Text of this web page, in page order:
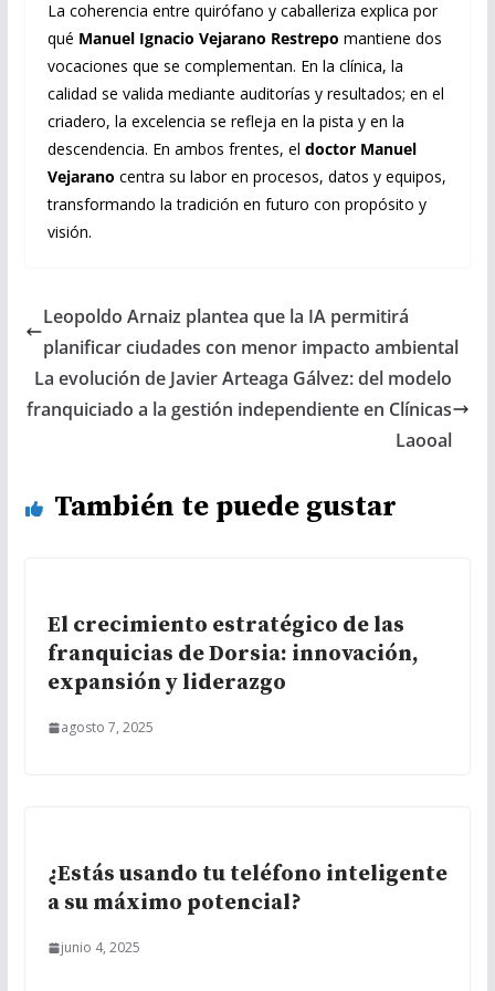
La coherencia entre quirófano y caballeriza explica por
qué Manuel Ignacio Vejarano Restrepo mantiene dos
vocaciones que se complementan. En la clínica, la
calidad se valida mediante auditorías y resultados; en el
criadero, la excelencia se refleja en la pista y en la
descendencia. En ambos frentes, el doctor Manuel
Vejarano centra su labor en procesos, datos y equipos,
transformando la tradición en futuro con propósito y
visión.
Leopoldo Arnaiz plantea que la IA permitirá
planificar ciudades con menor impacto ambiental
La evolución de Javier Arteaga Gálvez: del modelo
franquiciado a la gestión independiente en Clínicas
Laooal
También te puede gustar
El crecimiento estratégico de las
franquicias de Dorsia: innovación,
expansión y liderazgo
agosto 7, 2025
¿Estás usando tu teléfono inteligente
a su máximo potencial?
junio 4, 2025